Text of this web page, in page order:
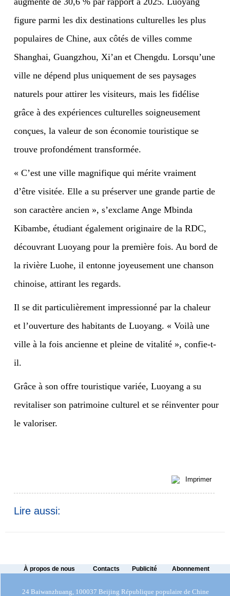
figure parmi les dix destinations culturelles les plus
populaires de Chine, aux côtés de villes comme
Shanghai, Guangzhou, Xi’an et Chengdu. Lorsqu’une
ville ne dépend plus uniquement de ses paysages
naturels pour attirer les visiteurs, mais les fidélise
grâce à des expériences culturelles soigneusement
conçues, la valeur de son économie touristique se
trouve profondément transformée.
« C’est une ville magnifique qui mérite vraiment
d’être visitée. Elle a su préserver une grande partie de
son caractère ancien », s’exclame Ange Mbinda
Kibambe, étudiant également originaire de la RDC,
découvrant Luoyang pour la première fois. Au bord de
la rivière Luohe, il entonne joyeusement une chanson
chinoise, attirant les regards.
Il se dit particulièrement impressionné par la chaleur
et l’ouverture des habitants de Luoyang. « Voilà une
ville à la fois ancienne et pleine de vitalité », confie-t-
il.
Grâce à son offre touristique variée, Luoyang a su
revitaliser son patrimoine culturel et se réinventer pour
le valoriser.
Imprimer
Lire aussi:
À propos de nous Contacts Publicité Abonnement
24 Baiwanzhuang, 100037 Beijing République populaire de Chine